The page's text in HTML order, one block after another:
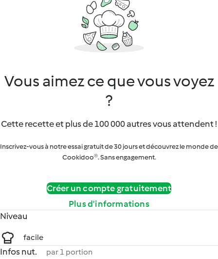
Vous aimez ce que vous voyez
?
Cette recette et plus de 100 000 autres vous attendent !
Inscrivez-vous à notre essai gratuit de 30 jours et découvrez le monde de
Cookidoo®. Sans engagement.
Créer un compte gratuitement
Plus d’informations
Niveau
facile
Infos nut. par 1 portion